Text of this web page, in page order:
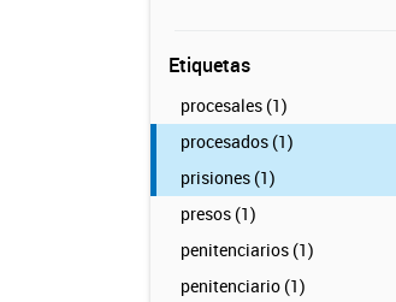
Etiquetas
procesales (1)
procesados (1)
prisiones (1)
presos (1)
penitenciarios (1)
penitenciario (1)